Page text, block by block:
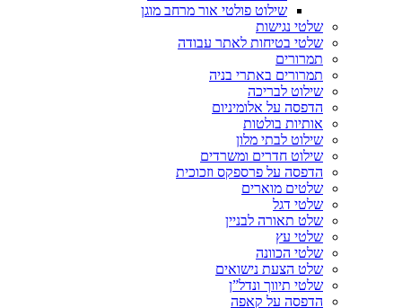
שילוט פולטי אור מרחב מוגן
שלטי נגישות
שלטי בטיחות לאתר עבודה
תמרורים
תמרורים באתרי בניה
שילוט לבריכה
הדפסה על אלומיניום
אותיות בולטות
שילוט לבתי מלון
שילוט חדרים ומשרדים
הדפסה על פרספקס וזכוכית
שלטים מוארים
שלטי דגל
שלט תאורה לבניין
שלטי עץ
שלטי הכוונה
שלט הצעת נישואים
שלטי תיווך ונדל”ן
הדפסה על קאפה